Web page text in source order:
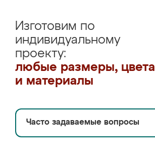
Изготовим по
индивидуальному
проекту:
любые размеры, цвета
и материалы
Часто задаваемые вопросы